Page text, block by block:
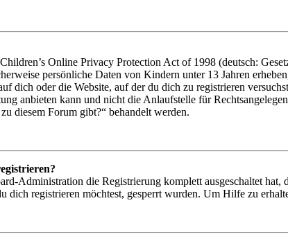
Online Privacy Protection Act of 1998 (deutsch:
persönliche Daten von Kindern unter 13 Jahren
dich oder die Website, auf der du dich zu registrieren
anbieten kann und nicht die Anlaufstelle für
diesem Forum gibt?“ behandelt werden.
Administration die Registrierung komplett ausgeschaltet
dich registrieren möchtest, gesperrt wurden. Um Hilfe zu